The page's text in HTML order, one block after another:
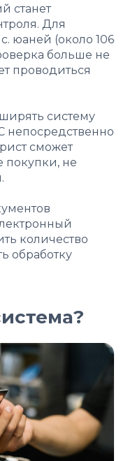
станет
Для
юаней (около 106
больше не
проводиться
систему
непосредственно
сможет
покупки, не
количество
обработку